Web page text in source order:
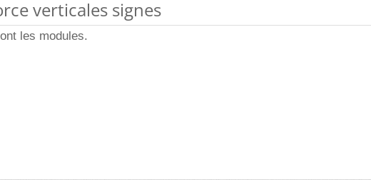
verticales signes
les modules.